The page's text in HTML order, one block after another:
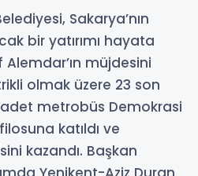
Sakarya’nın
bir yatırımı hayata
müjdesini
olmak üzere 23 son
metrobüs Demokrasi
katıldı ve
kazandı. Başkan